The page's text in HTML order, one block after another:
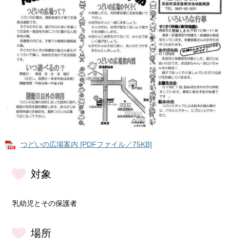
つどいの広場案内 [PDFファイル／75KB]
対象
乳幼児とその保護者
場所